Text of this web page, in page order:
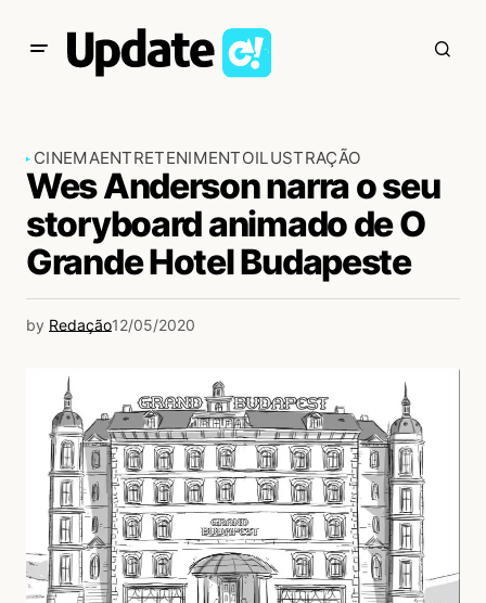
CINEMAENTRETENIMENTOILUSTRAÇÃO
Wes Anderson narra o seu
storyboard animado de O
Grande Hotel Budapeste
by Redação12/05/2020